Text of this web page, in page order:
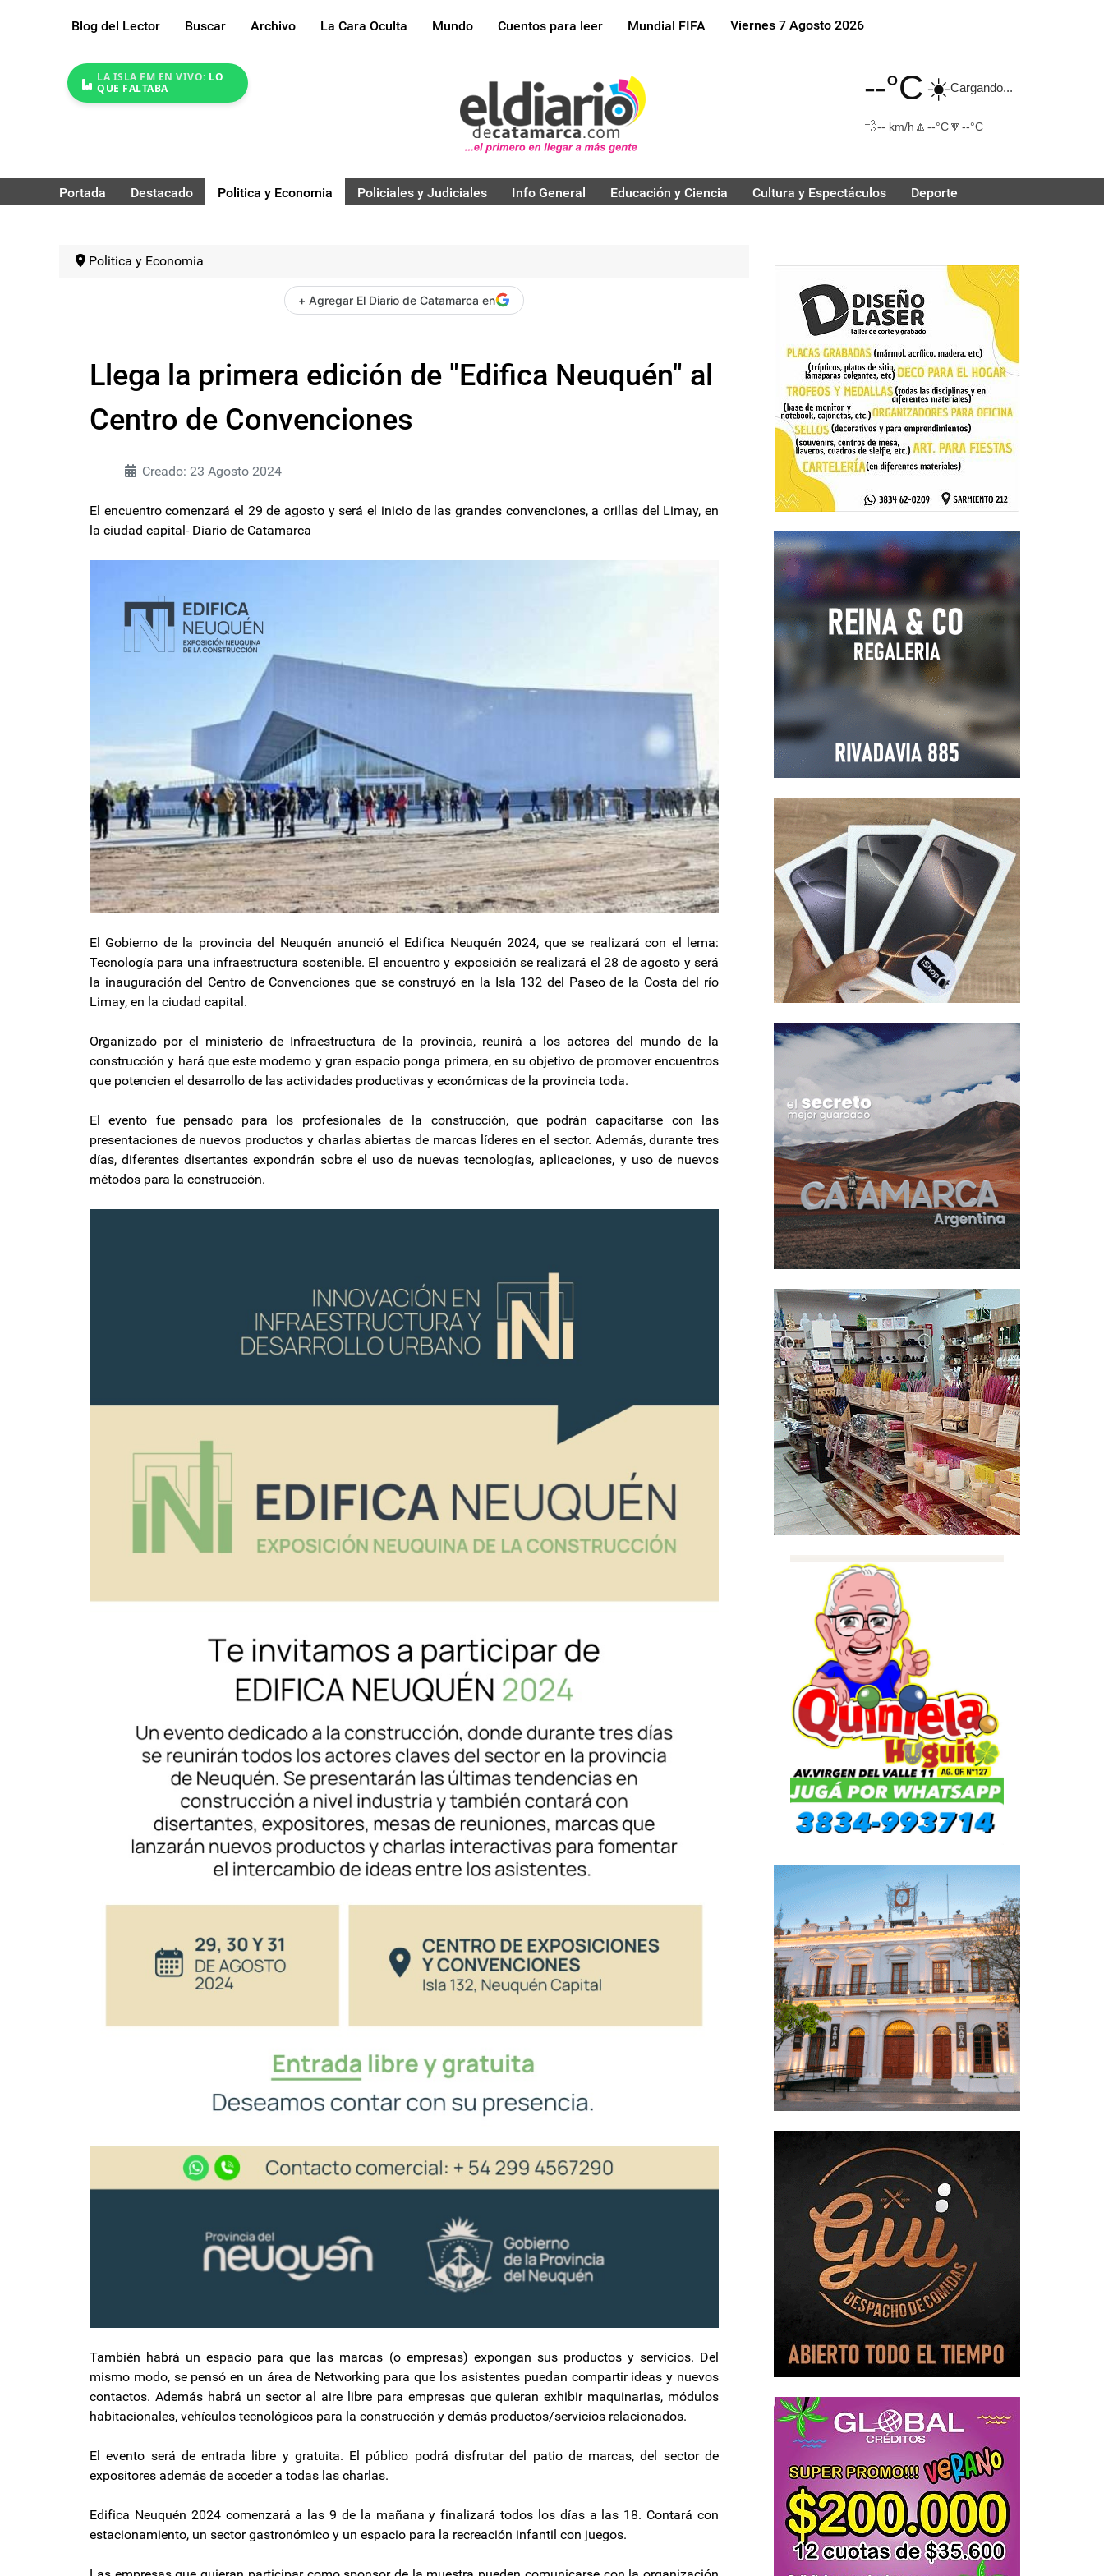
Blog del Lector Buscar Archivo La Cara Oculta Mundo Cuentos para leer Mundial FIFA Viernes 7 Agosto 2026
LA ISLA FM EN VIVO: LO
QUE FALTABA
--°C☀️Cargando...
💨-- km/h 🔼 --°C🔽 --°C
Portada Destacado Politica y Economia Policiales y Judiciales Info General Educación y Ciencia Cultura y Espectáculos Deporte
Politica y Economia
+ Agregar El Diario de Catamarca en
Llega la primera edición de "Edifica Neuquén" al
Centro de Convenciones
Creado: 23 Agosto 2024
El encuentro comenzará el 29 de agosto y será el inicio de las grandes convenciones, a orillas del Limay, en
la ciudad capital- Diario de Catamarca
El Gobierno de la provincia del Neuquén anunció el Edifica Neuquén 2024, que se realizará con el lema:
Tecnología para una infraestructura sostenible. El encuentro y exposición se realizará el 28 de agosto y será
la inauguración del Centro de Convenciones que se construyó en la Isla 132 del Paseo de la Costa del río
Limay, en la ciudad capital.
Organizado por el ministerio de Infraestructura de la provincia, reunirá a los actores del mundo de la
construcción y hará que este moderno y gran espacio ponga primera, en su objetivo de promover encuentros
que potencien el desarrollo de las actividades productivas y económicas de la provincia toda.
El evento fue pensado para los profesionales de la construcción, que podrán capacitarse con las
presentaciones de nuevos productos y charlas abiertas de marcas líderes en el sector. Además, durante tres
días, diferentes disertantes expondrán sobre el uso de nuevas tecnologías, aplicaciones, y uso de nuevos
métodos para la construcción.
También habrá un espacio para que las marcas (o empresas) expongan sus productos y servicios. Del
mismo modo, se pensó en un área de Networking para que los asistentes puedan compartir ideas y nuevos
contactos. Además habrá un sector al aire libre para empresas que quieran exhibir maquinarias, módulos
habitacionales, vehículos tecnológicos para la construcción y demás productos/servicios relacionados.
El evento será de entrada libre y gratuita. El público podrá disfrutar del patio de marcas, del sector de
expositores además de acceder a todas las charlas.
Edifica Neuquén 2024 comenzará a las 9 de la mañana y finalizará todos los días a las 18. Contará con
estacionamiento, un sector gastronómico y un espacio para la recreación infantil con juegos.